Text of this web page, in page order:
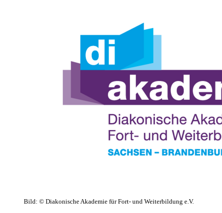
Bild: © Diakonische Akademie für Fort- und Weiterbildung e.V.